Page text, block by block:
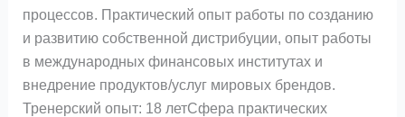
процессов. Практический опыт работы по созданию
и развитию собственной дистрибуции, опыт работы
в международных финансовых институтах и
внедрение продуктов/услуг мировых брендов.
Тренерский опыт: 18 летСфера практических